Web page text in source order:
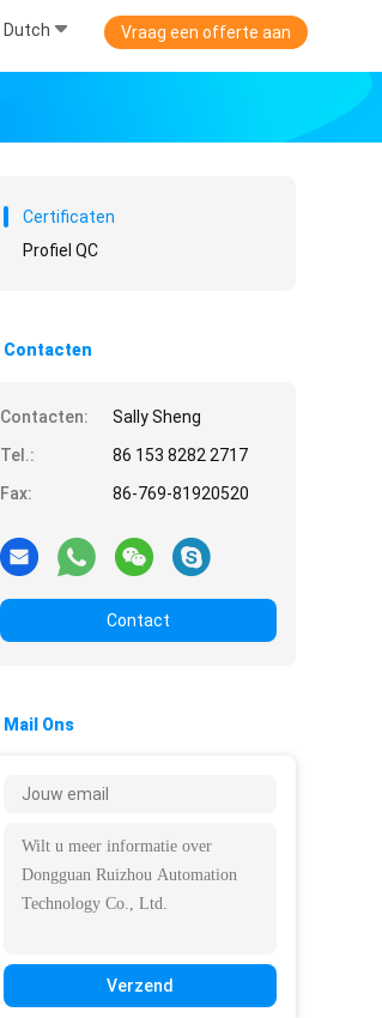
Dutch Vraag een offerte aan
Certificaten
Profiel QC
Contacten
Contacten:
Sally Sheng
Tel.:
86 153 8282 2717
Fax:
86-769-81920520
Contact
Mail Ons
Verzend